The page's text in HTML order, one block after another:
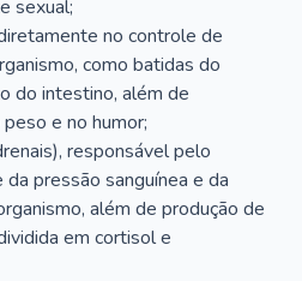
sexual;
no controle de
como batidas do
do intestino, além de
e no humor;
responsável pelo
pressão sanguínea e da
além de produção de
em cortisol e